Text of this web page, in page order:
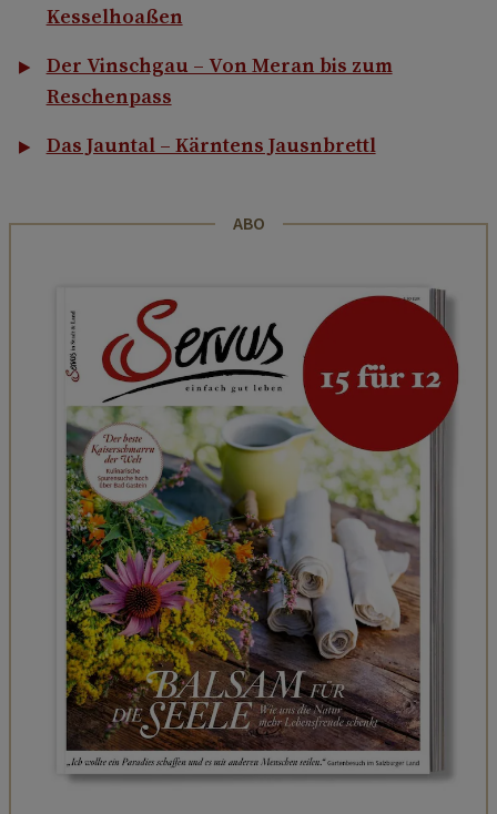
Kesselhoaßen
Der Vinschgau – Von Meran bis zum
Reschenpass
Das Jauntal – Kärntens Jausnbrettl
ABO